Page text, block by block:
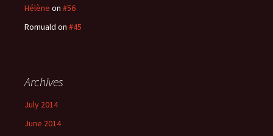
Hélène on #56
Romuald on #45
Archives
July 2014
June 2014